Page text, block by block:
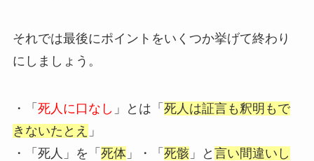
それでは最後にポイントをいくつか挙げて終わり
にしましょう。
・「 死人に口なし 」とは「 死人は証言も釈明もで
きないたとえ 」
・「死人」を「 死体」・「 死骸」と 言い間違いし